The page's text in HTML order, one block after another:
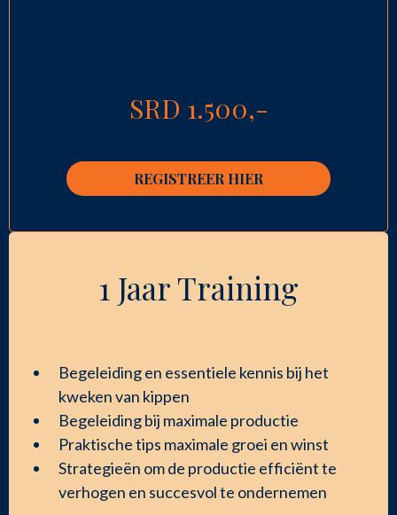
SRD 1.500,-
REGISTREER HIER
1 Jaar Training
Begeleiding en essentiele kennis bij het
kweken van kippen
Begeleiding bij maximale productie
Praktische tips maximale groei en winst
Strategieën om de productie efficiënt te
verhogen en succesvol te ondernemen